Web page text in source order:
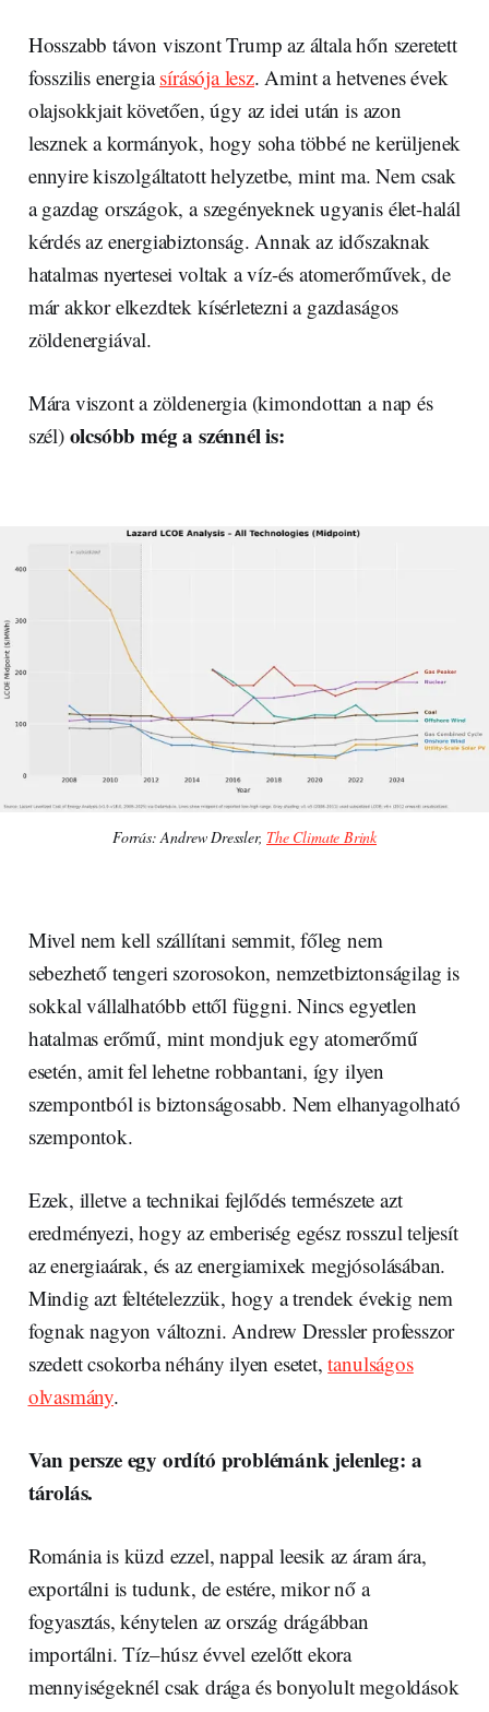
Hosszabb távon viszont Trump az általa hőn szeretett
fosszilis energiasírásója lesz. Amint a hetvenes évek
olajsokkjait követően, úgy az idei után is azon
lesznek a kormányok, hogy soha többé ne kerüljenek
ennyire kiszolgáltatott helyzetbe, mint ma. Nem csak
a gazdag országok, a szegényeknek ugyanis élet-halál
kérdés az energiabiztonság. Annak az időszaknak
hatalmas nyertesei voltak a víz-és atomerőművek, de
már akkor elkezdtek kísérletezni a gazdaságos
zöldenergiával.
Mára viszont a zöldenergia (kimondottan a nap és
szél) olcsóbb még a szénnél is:
Forrás: Andrew Dressler, The Climate Brink
Mivel nem kell szállítani semmit, főleg nem
sebezhető tengeri szorosokon, nemzetbiztonságilag is
sokkal vállalhatóbb ettől függni. Nincs egyetlen
hatalmas erőmű, mint mondjuk egy atomerőmű
esetén, amit fel lehetne robbantani, így ilyen
szempontból is biztonságosabb. Nem elhanyagolható
szempontok.
Ezek, illetve a technikai fejlődés természete azt
eredményezi, hogy az emberiség egész rosszul teljesít
az energiaárak, és az energiamixek megjósolásában.
Mindig azt feltételezzük, hogy a trendek évekig nem
fognak nagyon változni. Andrew Dressler professzor
szedett csokorba néhány ilyen esetet,tanulságos
olvasmány.
Van persze egy ordító problémánk jelenleg: a
tárolás.
Románia is küzd ezzel, nappal leesik az áram ára,
exportálni is tudunk, de estére, mikor nő a
fogyasztás, kénytelen az ország drágábban
importálni. Tíz–húsz évvel ezelőtt ekora
mennyiségeknél csak drága és bonyolult megoldások